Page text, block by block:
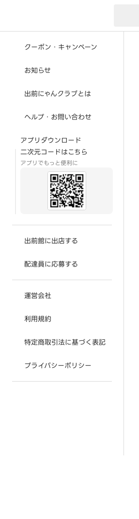
クーポン・キャンペーン
お知らせ
出前にゃんクラブとは
ヘルプ・お問い合わせ
アプリダウンロード
二次元コードはこちら
アプリでもっと便利に
出前館に出店する
配達員に応募する
運営会社
利用規約
特定商取引法に基づく表記
プライバシーポリシー